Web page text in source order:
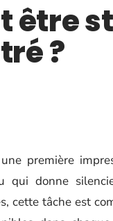
être
?
première
qui donne
cette tâche est